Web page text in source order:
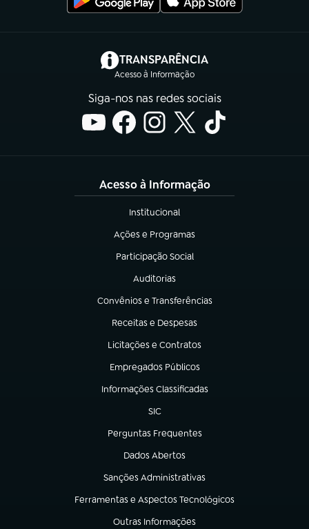
TRANSPARÊNCIA
Acesso à Informação
(abre em nova aba)
Siga-nos nas redes sociais
Acesso à Informação
Institucional
(abre em nova aba)
Ações e Programas
(abre em nova aba)
Participação Social
(abre em nova aba)
Auditorias
(abre em nova aba)
Convênios e Transferências
(abre em nova aba)
Receitas e Despesas
(abre em nova aba)
Licitações e Contratos
(abre em nova aba)
Empregados Públicos
(abre em nova aba)
Informações Classificadas
(abre em nova aba)
SIC
(abre em nova aba)
Perguntas Frequentes
(abre em nova aba)
Dados Abertos
(abre em nova aba)
Sanções Administrativas
(abre em nova aba)
Ferramentas e Aspectos Tecnológicos
(abre em nova aba)
Outras Informações
(abre em nova aba)